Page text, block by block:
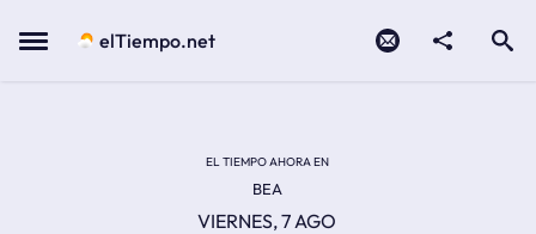
Menu elTiempo.net
EL TIEMPO AHORA EN
BEA
VIERNES, 7 AGO